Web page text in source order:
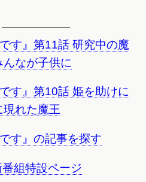
メ ——————
です』第11話 研究中の魔
なが子供に
です』第10話 姫を助けに
れた魔王
す』の記事を探す
組特設ページ